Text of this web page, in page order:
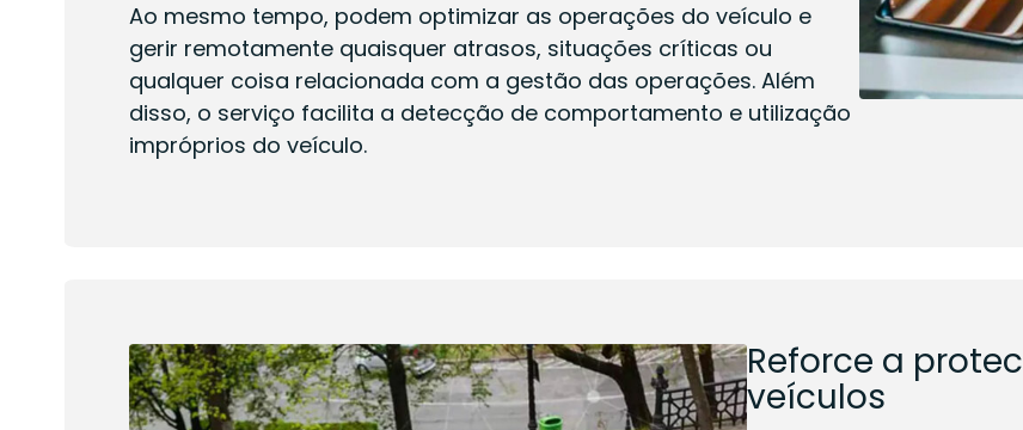
Ao mesmo tempo, podem optimizar as operações do veículo e
gerir remotamente quaisquer atrasos, situações críticas ou
qualquer coisa relacionada com a gestão das operações. Além
disso, o serviço facilita a detecção de comportamento e utilização
impróprios do veículo.
Reforce a
veículos